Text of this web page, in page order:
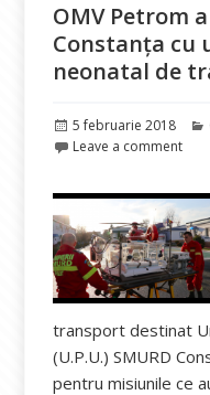
OMV Petrom
Constanța cu
neonatal de
Publicat
pe
5 februarie 2018
Leave a comment
transport destinat
(U.P.U.) SMURD
pentru misiunile ce